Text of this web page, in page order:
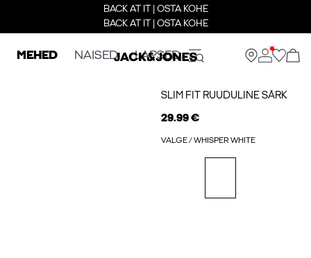
BACK AT IT | OSTA KOHE
BACK AT IT | OSTA KOHE
MEHED NAISED LAPSED
SLIM FIT RUUDULINE SÄRK
29.99 €
VALGE / WHISPER WHITE